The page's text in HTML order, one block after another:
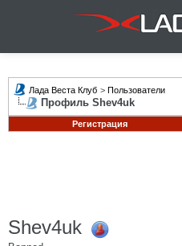
Лада Веста Клуб > Пользователи
Профиль Shev4uk
Регистрация
Shev4uk